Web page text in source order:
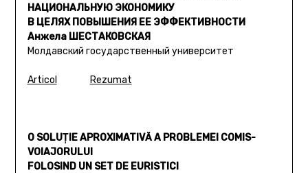
НАЦИОНАЛЬНУЮ ЭКОНОМИКУ
В ЦЕЛЯХ ПОВЫШЕНИЯ ЕЕ ЭФФЕКТИВНОСТИ
Анжела ШЕСТАКОВСКАЯ
Молдавский государственный университет
Articol Rezumat
O SOLUŢIE APROXIMATIVĂ A PROBLEMEI COMIS-
VOIAJORULUI
FOLOSIND UN SET DE EURISTICI